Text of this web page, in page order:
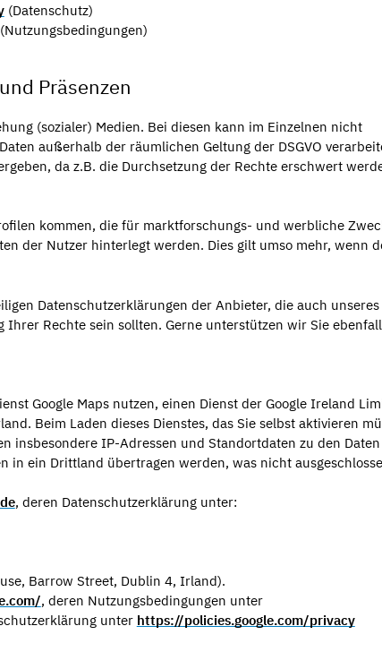
(Datenschutz)
Präsenzen
(sozialer) Medien. Bei diesen kann im Einzelnen nicht
außerhalb der räumlichen Geltung der DSGVO
da z.B. die Durchsetzung der Rechte erschwert
kommen, die für marktforschungs- und werbliche
der Nutzer hinterlegt werden. Dies gilt umso mehr, wenn
Datenschutzerklärungen der Anbieter, die auch unseres
Rechte sein sollten. Gerne unterstützen wir Sie
Google Maps nutzen, einen Dienst der Google Ireland
Beim Laden dieses Dienstes, das Sie selbst aktivieren
insbesondere IP-Adressen und Standortdaten zu den Daten
in ein Drittland übertragen werden, was nicht
, deren Datenschutzerklärung unter:
Barrow Street, Dublin 4, Irland).
, deren Nutzungsbedingungen unter
unter https://policies.google.com/privacy